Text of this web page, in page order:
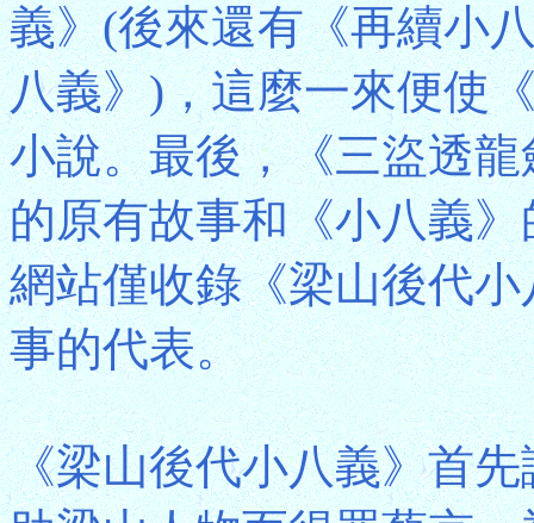
義》(後來還有《再續小
八義》)，這麼一來便使
小說。最後，《三盜透
的原有故事和《小八義
網站僅收錄《梁山後代
事的代表。
《梁山後代小八義》首